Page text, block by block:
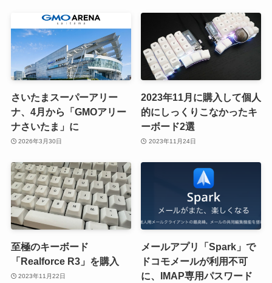
さいたまスーパーアリー
ナ、4月から「GMOアリー
ナさいたま」に
2026年3月30日
2023年11月に購入して個人
的にしっくりこなかったキ
ーボード2選
2023年11月24日
至極のキーボード
「Realforce R3」を購入
2023年11月22日
メールアプリ「Spark」で
ドコモメールが利用不可
に、IMAP専用パスワード